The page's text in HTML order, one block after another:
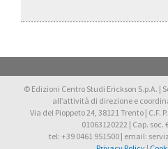
© Edizioni Centro Studi Erickson S.p.A. |
all’attività di direzione e
Via del Pioppeto 24, 38121 Trento | C.F.
01063120222 | Cap. soc.
tel: +39 0461 951500 | email: